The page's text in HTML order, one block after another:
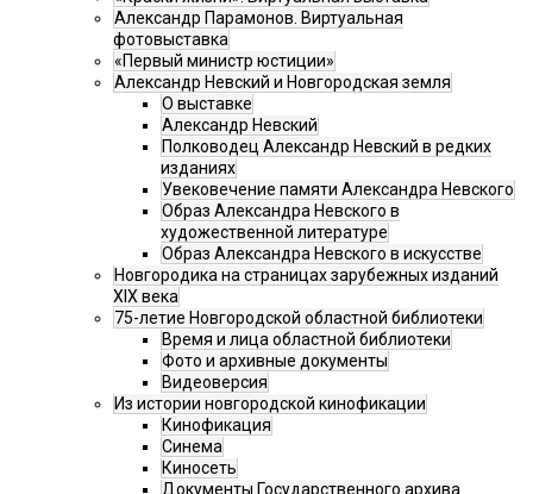
Александр Парамонов. Виртуальная
фотовыставка
«Первый министр юстиции»
Александр Невский и Новгородская земля
О выставке
Александр Невский
Полководец Александр Невский в редких
изданиях
Увековечение памяти Александра Невского
Образ Александра Невского в
художественной литературе
Образ Александра Невского в искусстве
Новгородика на страницах зарубежных изданий
XIX века
75-летие Новгородской областной библиотеки
Время и лица областной библиотеки
Фото и архивные документы
Видеоверсия
Из истории новгородской кинофикации
Кинофикация
Синема
Киносеть
Документы Государственного архива